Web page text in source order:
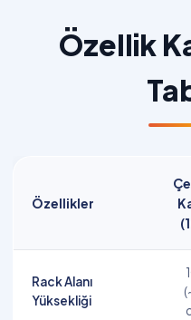
Özellik
Özellikler
Rack Alanı
Yüksekliği